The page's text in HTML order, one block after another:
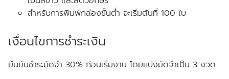
สำหรับการพิมพ์กล่องขั้นต่ำ จะเริ่มต้นที่ 100 ใบ
เงื่อนไขการชำระเงิน
ยืนยันชำระมัดจำ 30% ก่อนเริ่มงาน โดยแบ่งมัดจำเป็น 3 งวด